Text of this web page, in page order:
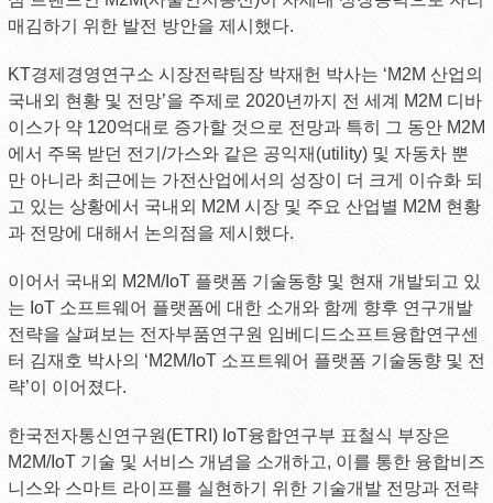
매김하기 위한 발전 방안을 제시했다.
KT경제경영연구소 시장전략팀장 박재헌 박사는 ‘M2M 산업의
국내외 현황 및 전망’을 주제로 2020년까지 전 세계 M2M 디바
이스가 약 120억대로 증가할 것으로 전망과 특히 그 동안 M2M
에서 주목 받던 전기/가스와 같은 공익재(utility) 및 자동차 뿐
만 아니라 최근에는 가전산업에서의 성장이 더 크게 이슈화 되
고 있는 상황에서 국내외 M2M 시장 및 주요 산업별 M2M 현황
과 전망에 대해서 논의점을 제시했다.
이어서 국내외 M2M/IoT 플랫폼 기술동향 및 현재 개발되고 있
는 IoT 소프트웨어 플랫폼에 대한 소개와 함께 향후 연구개발
전략을 살펴보는 전자부품연구원 임베디드소프트융합연구센
터 김재호 박사의 ‘M2M/IoT 소프트웨어 플랫폼 기술동향 및 전
략’이 이어졌다.
한국전자통신연구원(ETRI) IoT융합연구부 표철식 부장은
M2M/IoT 기술 및 서비스 개념을 소개하고, 이를 통한 융합비즈
니스와 스마트 라이프를 실현하기 위한 기술개발 전망과 전략